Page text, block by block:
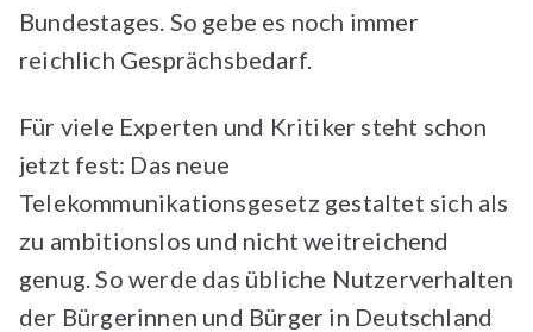
Bundestages. So gebe es noch immer
reichlich Gesprächsbedarf.
Für viele Experten und Kritiker steht schon
jetzt fest: Das neue
Telekommunikationsgesetz gestaltet sich als
zu ambitionslos und nicht weitreichend
genug. So werde das übliche Nutzerverhalten
der Bürgerinnen und Bürger in Deutschland